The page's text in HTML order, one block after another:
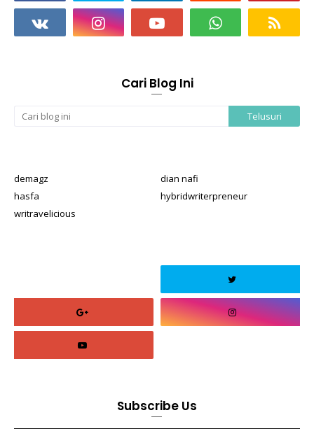
Cari Blog Ini
demagz
dian nafi
hasfa
hybridwriterpreneur
writravelicious
Subscribe Us